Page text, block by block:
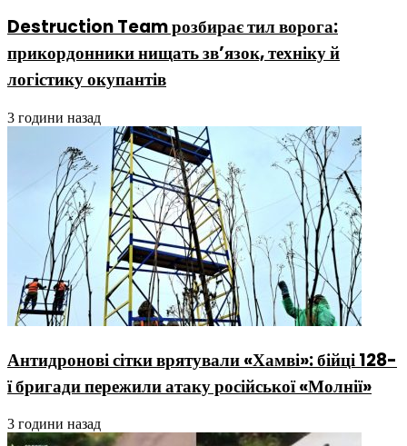
Destruction Team розбирає тил ворога:
прикордонники нищать зв’язок, техніку й
логістику окупантів
3 години назад
Антидронові сітки врятували «Хамві»: бійці 128-
ї бригади пережили атаку російської «Молнії»
3 години назад